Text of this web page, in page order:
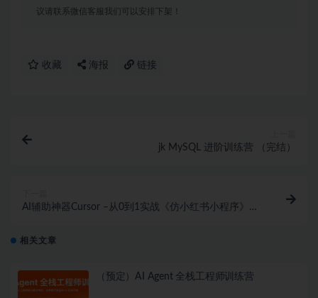
议请联系微信客服我们可以安排下架！
收藏 海报 链接
jk MySQL 进阶训练营 （完结）
AI辅助神器Cursor –从0到1实战《仿小红书小程序》
相关文章
（预定）AI Agent 全栈工程师训练营